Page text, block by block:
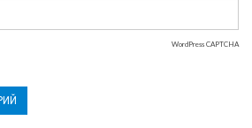
WordPress CAPTCHA